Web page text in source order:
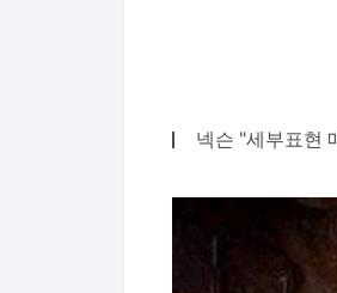
넥슨 "세부표현